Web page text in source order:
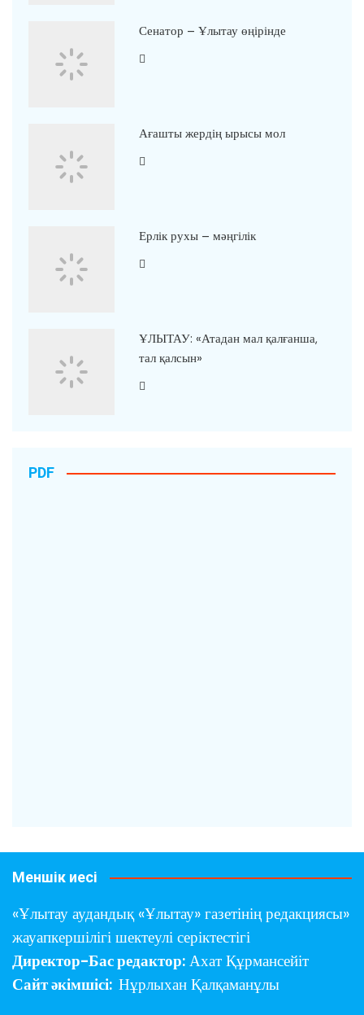
Сенатор – Ұлытау өңірінде
Ағашты жердің ырысы мол
Ерлік рухы – мәңгілік
ҰЛЫТАУ: «Атадан мал қалғанша,
тал қалсын»
PDF
Меншік иесі
«Ұлытау аудандық «Ұлытау» газетінің редакциясы»
жауапкершілігі шектеулі серіктестігі
Директор-Бас редактор: Ахат Құрмансейіт
Сайт әкімшісі: Нұрлыхан Қалқаманұлы